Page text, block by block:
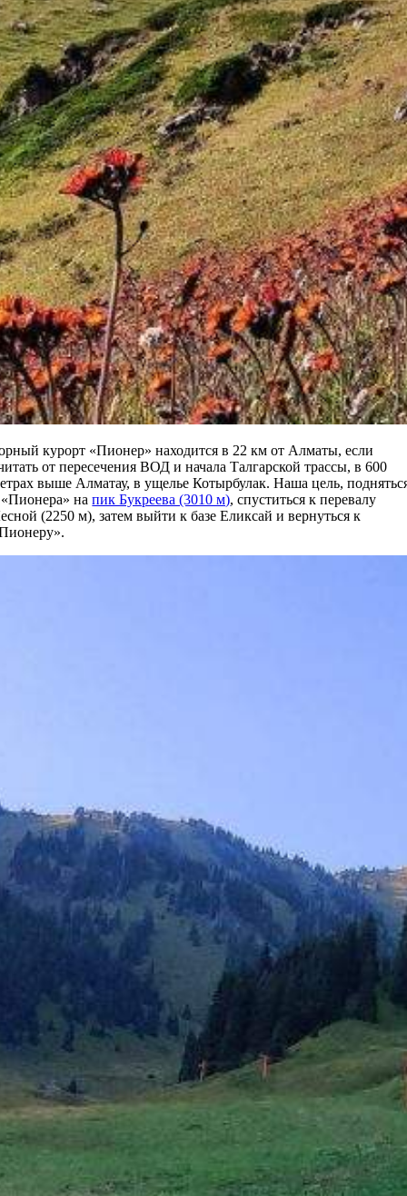
курорт «Пионер» находится в 22 км от Алматы, если
от пересечения ВОД и начала Талгарской трассы, в 600
выше Алматау, в ущелье Котырбулак. Наша цель,
«Пионера» напик Букреева (3010 м), спуститься к перевалу
(2250 м), затем выйти к базе Еликсай и вернуться к